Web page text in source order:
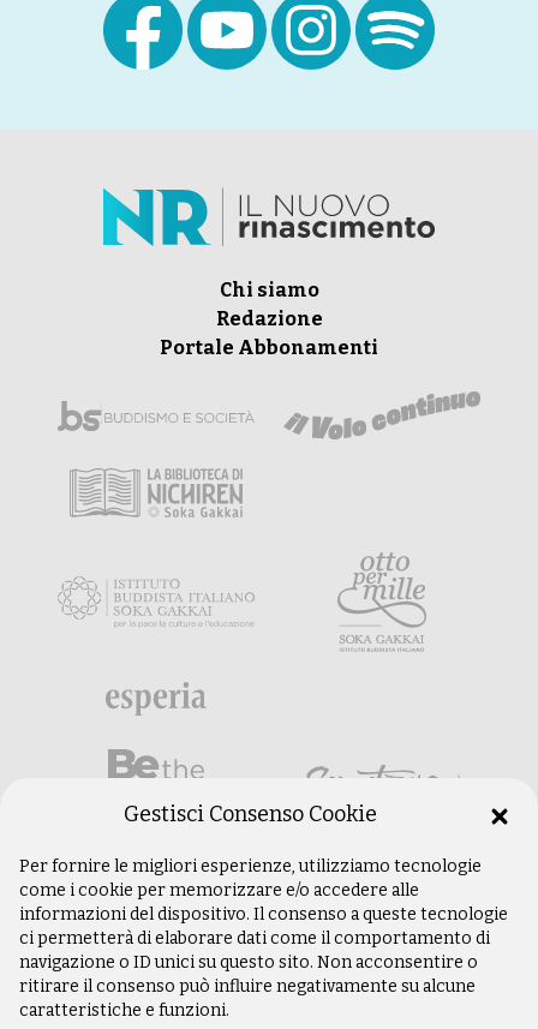
Chi siamo
Redazione
Portale Abbonamenti
©Copyright 2003 –
Gestisci Consenso Cookie
Per fornire le migliori esperienze, utilizziamo tecnologie
come i cookie per memorizzare e/o accedere alle
informazioni del dispositivo. Il consenso a queste tecnologie
ci permetterà di elaborare dati come il comportamento di
navigazione o ID unici su questo sito. Non acconsentire o
ritirare il consenso può influire negativamente su alcune
caratteristiche e funzioni.